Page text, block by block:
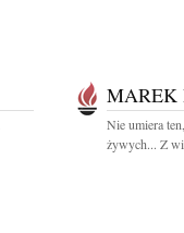
MAREK
Nie umiera
żywych... Z